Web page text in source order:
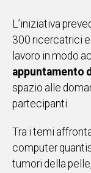
STORIE
VIDEO
UNISCITI
AL CANALE
L’iniziativa
300 ricercatrici
lavoro in modo
appuntamento
spazio alle
partecipanti.
Tra i temi
computer
tumori della